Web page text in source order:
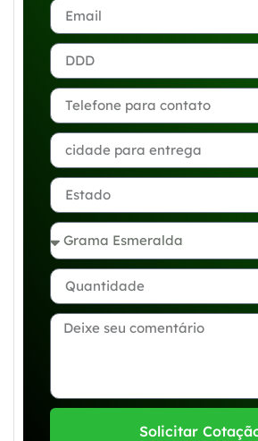
Solicitar